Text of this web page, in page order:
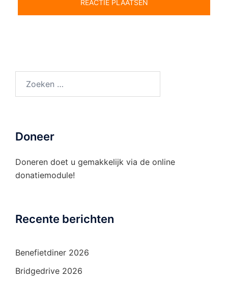
Doneer
Doneren doet u gemakkelijk via de online
donatiemodule!
Recente berichten
Benefietdiner 2026
Bridgedrive 2026